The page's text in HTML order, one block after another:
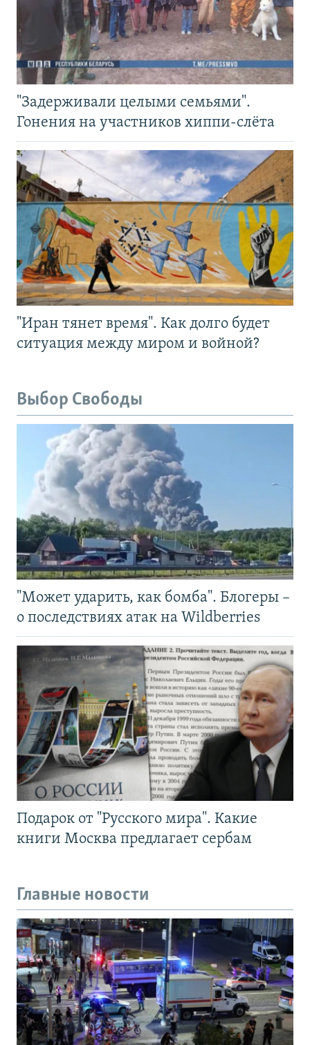
"Задерживали целыми семьями".
Гонения на участников хиппи-слёта
"Иран тянет время". Как долго будет
ситуация между миром и войной?
Выбор Свободы
"Может ударить, как бомба". Блогеры –
о последствиях атак на Wildberries
Подарок от "Русского мира". Какие
книги Москва предлагает сербам
Главные новости